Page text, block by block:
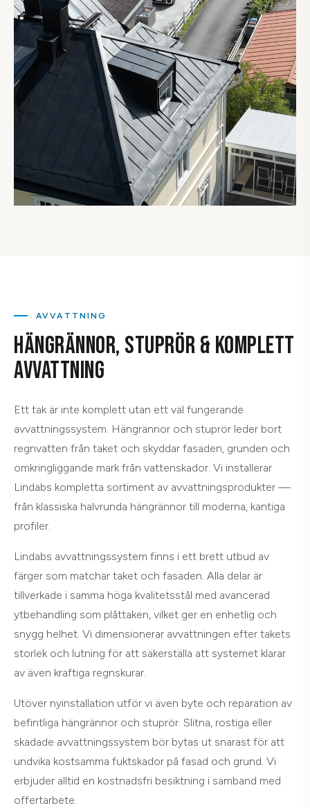
AVVATTNING
HÄNGRÄNNOR, STUPRÖR & KOMPLETT
AVVATTNING
Ett tak är inte komplett utan ett väl fungerande
avvattningssystem. Hängrännor och stuprör leder bort
regnvatten från taket och skyddar fasaden, grunden och
omkringliggande mark från vattenskador. Vi installerar
Lindabs kompletta sortiment av avvattningsprodukter —
från klassiska halvrunda hängrännor till moderna, kantiga
profiler.
Lindabs avvattningssystem finns i ett brett utbud av
färger som matchar taket och fasaden. Alla delar är
tillverkade i samma höga kvalitetsstål med avancerad
ytbehandling som plåttaken, vilket ger en enhetlig och
snygg helhet. Vi dimensionerar avvattningen efter takets
storlek och lutning för att säkerställa att systemet klarar
av även kraftiga regnskurar.
Utöver nyinstallation utför vi även byte och reparation av
befintliga hängrännor och stuprör. Slitna, rostiga eller
skadade avvattningssystem bör bytas ut snarast för att
undvika kostsamma fuktskador på fasad och grund. Vi
erbjuder alltid en kostnadsfri besiktning i samband med
offertarbete.